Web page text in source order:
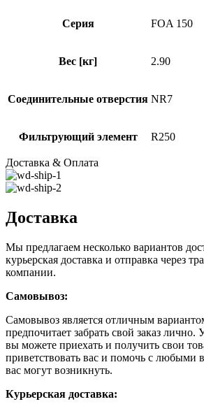
Серия FOA 150
Вес [кг] 2.90
Соединительные отверстия NR7
Фильтрующий элемент R250
Доставка & Оплата
Доставка
Мы предлагаем несколько вариантов
курьерская доставка и отправка через
компании.
Самовывоз:
Самовывоз является отличным
предпочитает забрать свой заказ лично.
вы можете приехать и получить свои
приветствовать вас и помочь с любыми
вас могут возникнуть.
Курьерская доставка: